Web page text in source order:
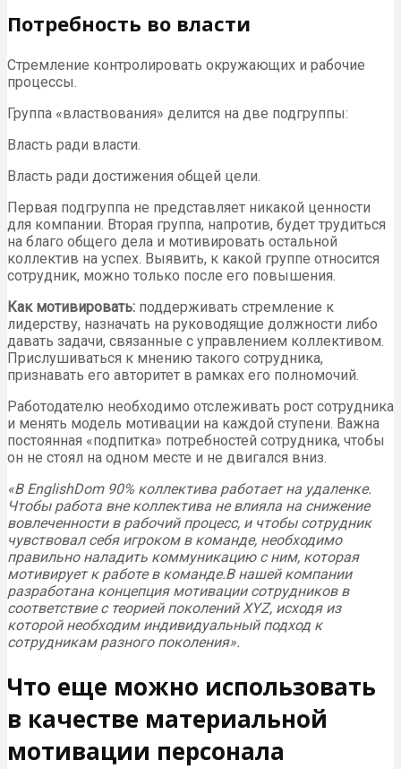
Потребность во власти
Стремление контролировать окружающих и рабочие
процессы.
Группа «властвования» делится на две подгруппы:
Власть ради власти.
Власть ради достижения общей цели.
Первая подгруппа не представляет никакой ценности
для компании. Вторая группа, напротив, будет трудиться
на благо общего дела и мотивировать остальной
коллектив на успех. Выявить, к какой группе относится
сотрудник, можно только после его повышения.
Как мотивировать: поддерживать стремление к
лидерству, назначать на руководящие должности либо
давать задачи, связанные с управлением коллективом.
Прислушиваться к мнению такого сотрудника,
признавать его авторитет в рамках его полномочий.
Работодателю необходимо отслеживать рост сотрудника
и менять модель мотивации на каждой ступени. Важна
постоянная «подпитка» потребностей сотрудника, чтобы
он не стоял на одном месте и не двигался вниз.
«В EnglishDom 90% коллектива работает на удаленке.
Чтобы работа вне коллектива не влияла на снижение
вовлеченности в рабочий процесс, и чтобы сотрудник
чувствовал себя игроком в команде, необходимо
правильно наладить коммуникацию с ним, которая
мотивирует к работе в команде.В нашей компании
разработана концепция мотивации сотрудников в
соответствие с теорией поколений XYZ, исходя из
которой необходим индивидуальный подход к
сотрудникам разного поколения».
Что еще можно использовать
в качестве материальной
мотивации персонала